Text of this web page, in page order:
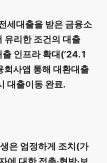
세대출을 받은 금융소
유리한 조건의 대출
인프라 확대(’24.1
회사앱 통해 대환대출
대출이동 완료.
은 엄정하게 조치(가